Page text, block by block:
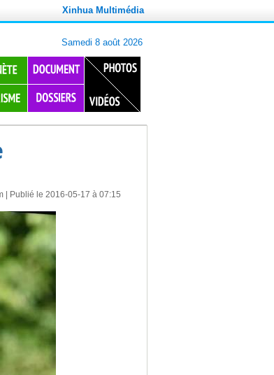
Xinhua Multimédia
| Publié le 2016-05-17 à 07:15